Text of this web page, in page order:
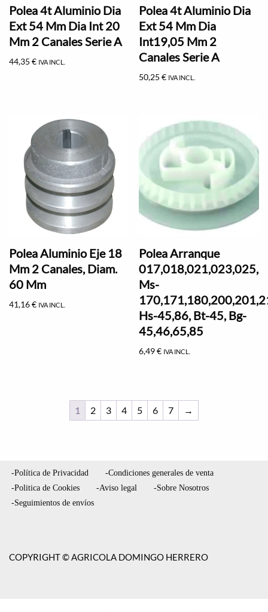
Polea 4t Aluminio Dia
Ext 54 Mm Dia Int 20
Mm 2 Canales Serie A
44,35 € IVA INCL.
Polea 4t Aluminio Dia
Ext 54 Mm Dia
Int19,05 Mm 2
Canales Serie A
50,25€ IVA INCL.
Polea Aluminio Eje 18
Mm 2 Canales, Diam.
60 Mm
41,16€ IVA INCL.
Polea Arranque
017,018,021,023,025,
Ms-
Hs-45,86, Bt-45, Bg-
45,46,65,85
6,49€ IVA INCL.
1 2 3 4 5 6 7 →
-Política de Privacidad
-Condiciones generales de venta
-Politica de Cookies
-Aviso legal
-Sobre Nosotros
-Seguimientos de envíos
COPYRIGHT © AGRICOLA DOMINGO HERRERO